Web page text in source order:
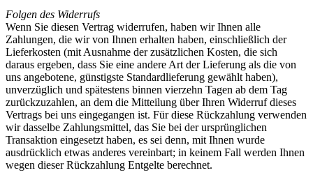
Folgen des Widerrufs
Wenn Sie diesen Vertrag widerrufen, haben wir Ihnen alle
Zahlungen, die wir von Ihnen erhalten haben, einschließlich der
Lieferkosten (mit Ausnahme der zusätzlichen Kosten, die sich
daraus ergeben, dass Sie eine andere Art der Lieferung als die von
uns angebotene, günstigste Standardlieferung gewählt haben),
unverzüglich und spätestens binnen vierzehn Tagen ab dem Tag
zurückzuzahlen, an dem die Mitteilung über Ihren Widerruf dieses
Vertrags bei uns eingegangen ist. Für diese Rückzahlung verwenden
wir dasselbe Zahlungsmittel, das Sie bei der ursprünglichen
Transaktion eingesetzt haben, es sei denn, mit Ihnen wurde
ausdrücklich etwas anderes vereinbart; in keinem Fall werden Ihnen
wegen dieser Rückzahlung Entgelte berechnet.